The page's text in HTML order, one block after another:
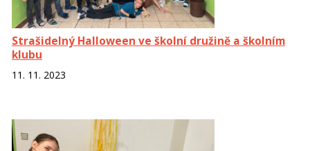
Strašidelný Halloween ve školní družině a školním
klubu
11. 11. 2023